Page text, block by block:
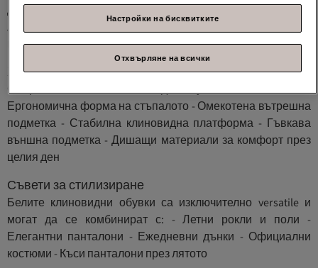
Дишащи синтетични материали - Текстилни модели за
летния сезон - Комбинирани материали за по-голяма
издръжливост
Характеристики за максимален комфорт
Ергономична форма на стъпалото - Омекотена вътрешна
подметка - Стабилна клиновидна платформа - Гъвкава
външна подметка - Дишащи материали за комфорт през
целия ден
Съвети за стилизиране
Белите клиновидни обувки са изключително versatile и
могат да се комбинират с: - Летни рокли и поли -
Елегантни панталони - Ежедневни дънки - Официални
костюми - Къси панталони през лятото
Настройки на бисквитките
Отхвърляне на всички